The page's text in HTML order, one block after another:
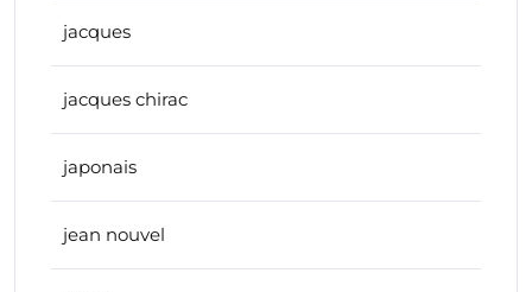
jacques
jacques chirac
japonais
jean nouvel